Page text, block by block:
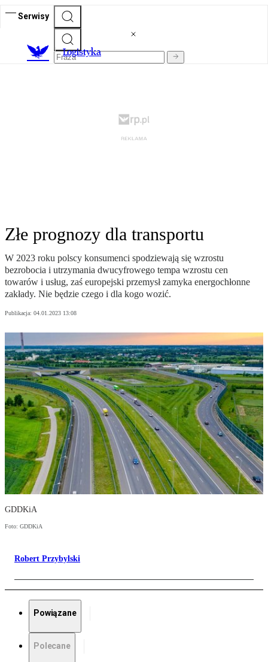
Serwisy
Logistyka
Złe prognozy dla transportu
W 2023 roku polscy konsumenci spodziewają się wzrostu
bezrobocia i utrzymania dwucyfrowego tempa wzrostu cen
towarów i usług, zaś europejski przemysł zamyka energochłonne
zakłady. Nie będzie czego i dla kogo wozić.
Publikacja: 04.01.2023 13:08
GDDKiA
Foto: GDDKiA
Robert Przybylski
Powiązane
Polecane